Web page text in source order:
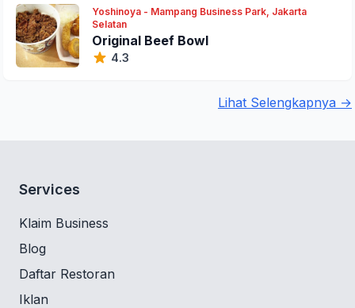
Yoshinoya - Mampang Business Park, Jakarta
Selatan
Original Beef Bowl
4.3
Lihat Selengkapnya →
Services
Klaim Business
Blog
Daftar Restoran
Iklan